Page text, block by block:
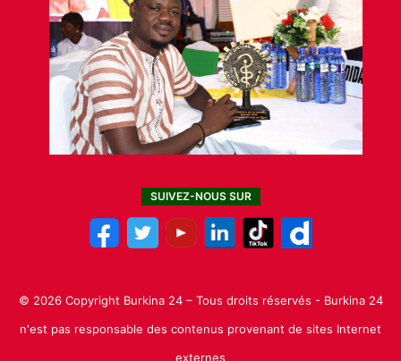
SUIVEZ-NOUS SUR
© 2026 Copyright Burkina 24 – Tous droits réservés - Burkina 24
n'est pas responsable des contenus provenant de sites Internet
externes